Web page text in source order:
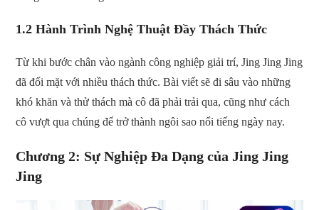
1.2 Hành Trình Nghệ Thuật Đầy Thách Thức
Từ khi bước chân vào ngành công nghiệp giải trí, Jing Jing Jing
đã đối mặt với nhiều thách thức. Bài viết sẽ đi sâu vào những
khó khăn và thử thách mà cô đã phải trải qua, cũng như cách
cô vượt qua chúng để trở thành ngôi sao nổi tiếng ngày nay.
Chương 2: Sự Nghiệp Đa Dạng của Jing Jing
Jing